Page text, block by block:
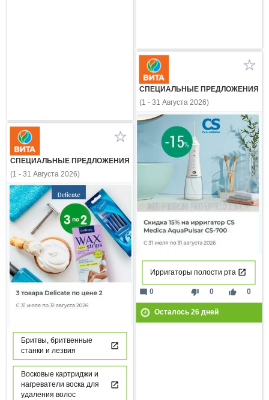
СПЕЦИАЛЬНЫЕ ПРЕДЛОЖЕНИЯ
(1 - 31 Августа 2026)
Ирригаторы полости рта
thumb_down 0 thumb_up 0
mode_comment 0
Осталось 26дней
СПЕЦИАЛЬНЫЕ ПРЕДЛОЖЕНИЯ
(1 - 31 Августа 2026)
Бритвы, бритвенные
станки и лезвия
Восковые картриджи и
нагреватели воска для
удаления волос